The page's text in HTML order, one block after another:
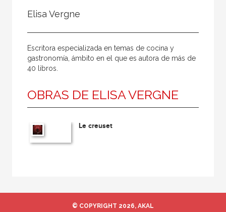
Coordinador
Editor
Editora
Escritor
Escritora
Ilustrador
Traductora
Elisa Vergne
Escritora especializada en temas de cocina y
gastronomía, ámbito en el que es autora de más de
40 libros.
OBRAS DE ELISA VERGNE
Le creuset
© COPYRIGHT 2026, AKAL